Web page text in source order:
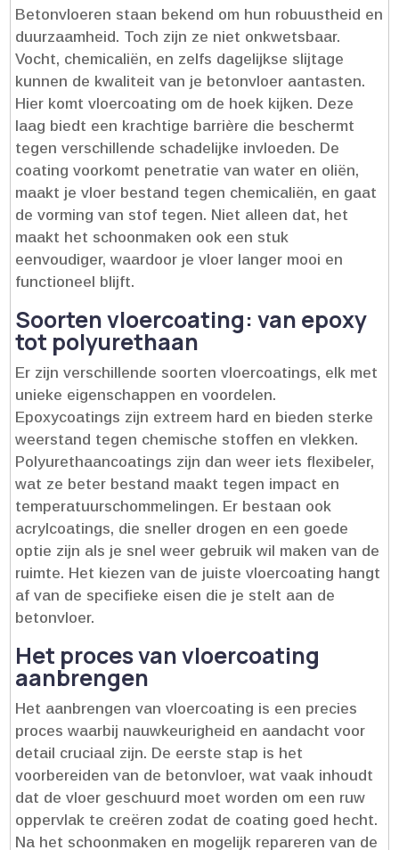
Betonvloeren staan bekend om hun robuustheid en
duurzaamheid.​ Toch zijn ze niet onkwetsbaar.​
Vocht, chemicaliën, en zelfs dagelijkse slijtage
kunnen de kwaliteit van je betonvloer aantasten.​
Hier komt vloercoating om de hoek kijken.​ Deze
laag biedt een krachtige barrière die beschermt
tegen verschillende schadelijke invloeden.​ De
coating voorkomt penetratie van water en oliën,
maakt je vloer bestand tegen chemicaliën, en gaat
de vorming van stof tegen.​ Niet alleen dat, het
maakt het schoonmaken ook een stuk
eenvoudiger, waardoor je vloer langer mooi en
functioneel blijft.​
Soorten vloercoating: van epoxy
tot polyurethaan
Er zijn verschillende soorten vloercoatings, elk met
unieke eigenschappen en voordelen.​
Epoxycoatings zijn extreem hard en bieden sterke
weerstand tegen chemische stoffen en vlekken.​
Polyurethaancoatings zijn dan weer iets flexibeler,
wat ze beter bestand maakt tegen impact en
temperatuurschommelingen.​ Er bestaan ook
acrylcoatings, die sneller drogen en een goede
optie zijn als je snel weer gebruik wil maken van de
ruimte.​ Het kiezen van de juiste vloercoating hangt
af van de specifieke eisen die je stelt aan de
betonvloer.​
Het proces van vloercoating
aanbrengen
Het aanbrengen van vloercoating is een precies
proces waarbij nauwkeurigheid en aandacht voor
detail cruciaal zijn.​ De eerste stap is het
voorbereiden van de betonvloer, wat vaak inhoudt
dat de vloer geschuurd moet worden om een ruw
oppervlak te creëren zodat de coating goed hecht.​
Na het schoonmaken en mogelijk repareren van de